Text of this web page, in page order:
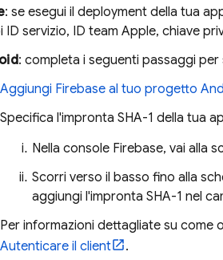
: se esegui il deployment della tua
ID servizio, ID team Apple, chiave
: completa i seguenti passaggi
Aggiungi Firebase al tuo progetto
Specifica l'impronta SHA-1 della tua
Nella console Firebase, vai alla
Scorri verso il basso fino alla
aggiungi l'impronta SHA-1 nel
Per informazioni dettagliate su come
Autenticare il client
.